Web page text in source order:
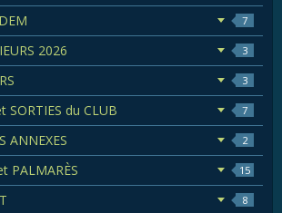
7
2026 3
3
SORTIES du CLUB 7
ANNEXES 2
PALMARÈS 15
8